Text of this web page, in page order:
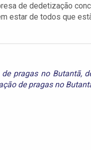
de dedetização
estar de todos que
de pragas no Butantã,
de pragas no